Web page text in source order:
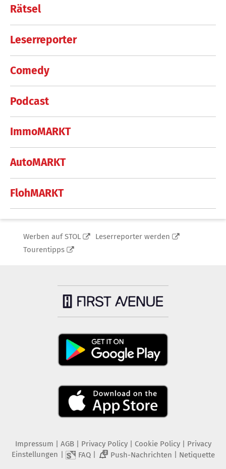
Rätsel
Leserreporter
Comedy
Podcast
ImmoMARKT
AutoMARKT
FlohMARKT
Werben auf STOL
Leserreporter werden
Tourentipps
Impressum AGB Privacy Policy| Cookie Policy| Privacy
Einstellungen
FAQ| 2 Push-Nachrichten Netiquette